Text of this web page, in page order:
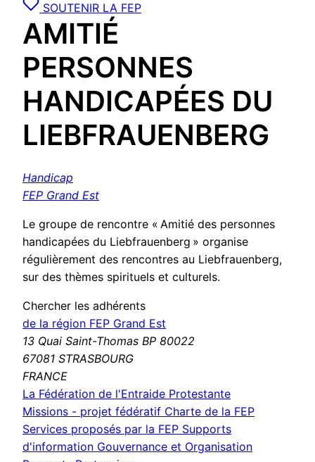
SOUTENIR LA FEP
AMITIÉ
PERSONNES
HANDICAPÉES DU
LIEBFRAUENBERG
Handicap
FEP Grand Est
Le groupe de rencontre « Amitié des personnes
handicapées du Liebfrauenberg » organise
régulièrement des rencontres au Liebfrauenberg,
sur des thèmes spirituels et culturels.
Chercher les adhérents
de la région FEP Grand Est
13 Quai Saint-Thomas BP 80022
67081 STRASBOURG
FRANCE
La Fédération de l'Entraide Protestante
Missions - projet fédératif Charte de la FEP
Services proposés par la FEP Supports
d'information Gouvernance et Organisation